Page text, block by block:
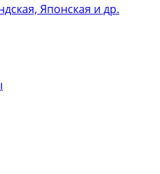
Японская и др.